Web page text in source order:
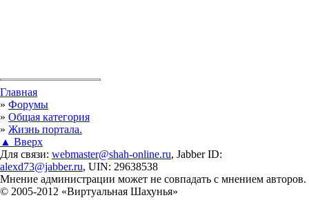
Вы здесь
Главная
» Форумы
» Общая категория
» Жизнь портала.
▲ Вверх
Для связи: webmaster@shah-online.ru, Jabber ID:
alexd73@jabber.ru, UIN: 29638538
Мнение администрации может не совпадать с мнением авторов.
© 2005-2012 «Виртуальная Шахунья»